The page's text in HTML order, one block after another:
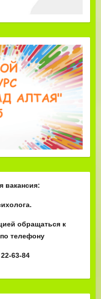
вакансия:
обращаться к
телефону
63-84